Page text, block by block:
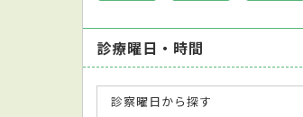
診療曜日・時間
診察曜日から探す